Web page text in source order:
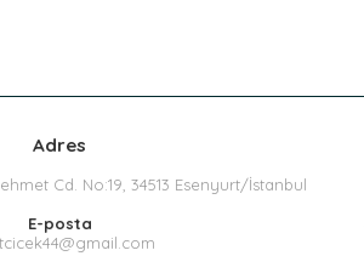
Adres
Cd. No:19, 34513 Esenyurt/İstanbul
E-posta